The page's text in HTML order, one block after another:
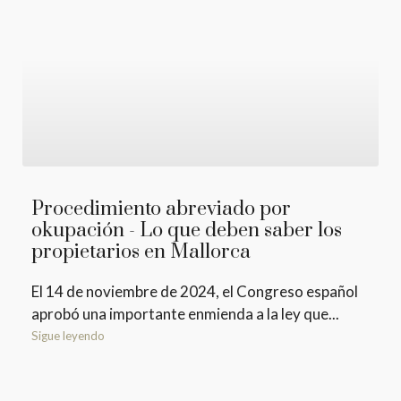
Procedimiento abreviado por
okupación - Lo que deben saber los
propietarios en Mallorca
El 14 de noviembre de 2024, el Congreso español
aprobó una importante enmienda a la ley que...
Sigue leyendo